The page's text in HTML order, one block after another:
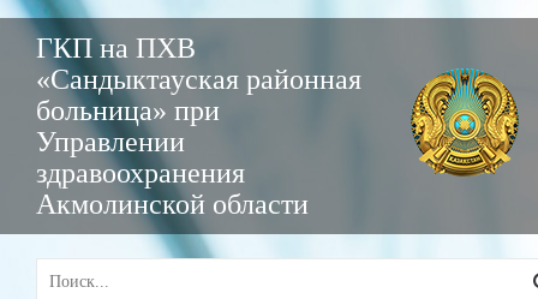
ГКП на ПХВ
«Сандыктауская районная
больница» при
Управлении
здравоохранения
Акмолинской области